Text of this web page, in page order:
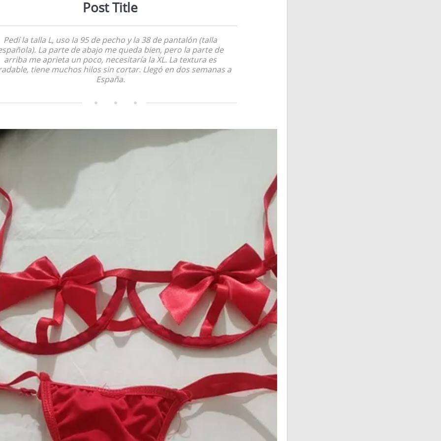
Post Title
Pedí la talla L, uso la 95 de pecho y la 38 de pantalón (talla
La parte de abajo me queda bien, pero la parte de
arriba me aprieta un poco, necesitaría la XL. La textura es
tiene muchos hilos sin cortar. Llegó en dos semanas a
España.